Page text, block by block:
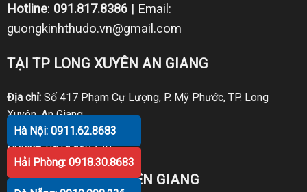
Hotline: 091.817.8386| Email:
guongkinhthudo.vn@gmail.com
TẠI TP LONG XUYÊN AN GIANG
Địa chỉ:Số 417 Phạm Cự Lượng, P. Mỹ Phước, TP. Long
Xuyên, An Giang
Hotline: 0919.998.236
TẠI TP RẠCH GIÁ KIÊN GIANG
Hà Nội: 0911.62.8683
Hải Phòng: 0918.30.8683